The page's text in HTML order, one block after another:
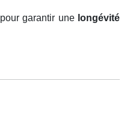
pour garantir une longévité